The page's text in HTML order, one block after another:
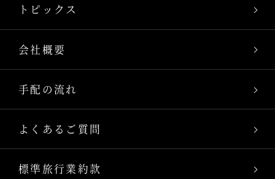
トピックス
会社概要
手配の流れ
よくあるご質問
標準旅行業約款